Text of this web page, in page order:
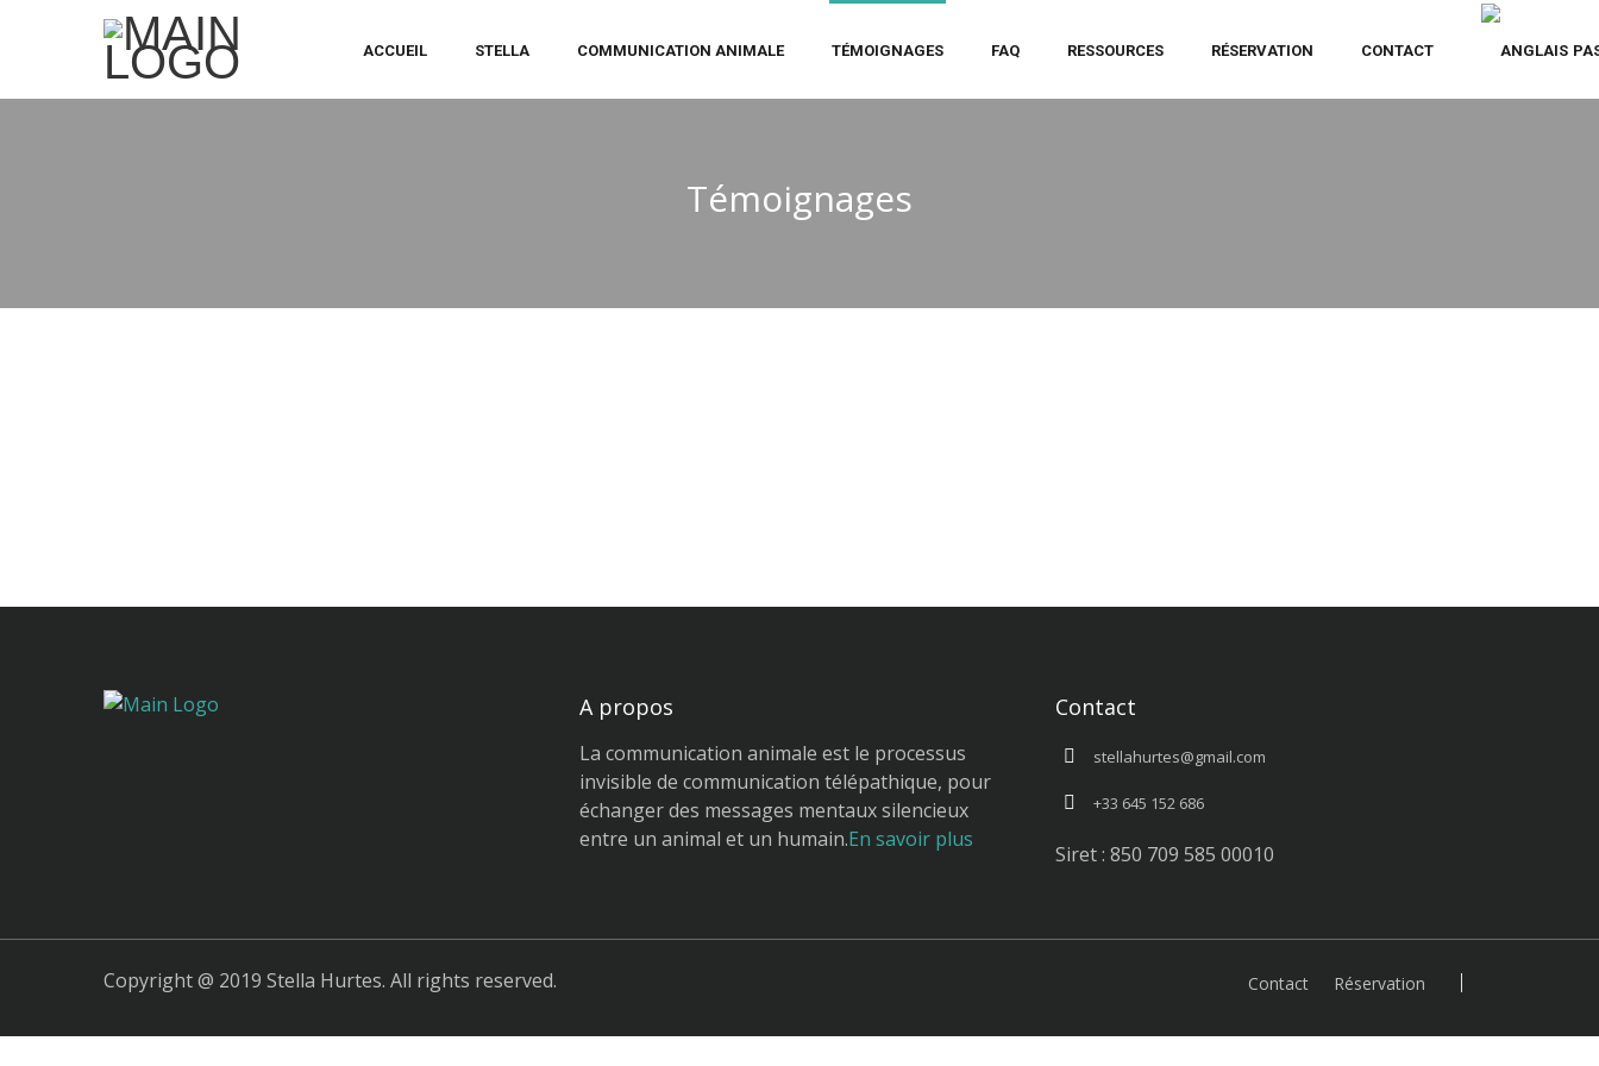
ACCUEIL STELLA COMMUNICATION ANIMALE TÉMOIGNAGES FAQ RESSOURCES RÉSERVATION CONTACT
Témoignages
A propos
La communication animale est le processus
invisible de communication télépathique, pour
échanger des messages mentaux silencieux
entre un animal et un humain.En savoir plus
Contact
stellahurtes@gmail.com
+33 645 152 686
Siret : 850 709 585 00010
Copyright @ 2019 Stella Hurtes. All rights reserved. Contact Réservation